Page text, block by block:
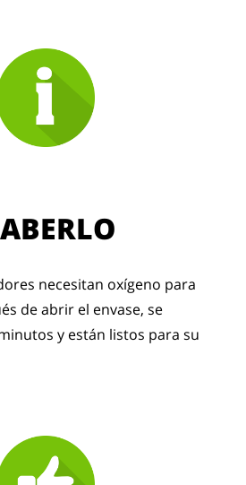
necesitan oxígeno para
de abrir el envase, se
y están listos para su